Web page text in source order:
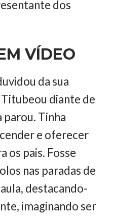
dos
VÍDEO
da sua
diante de
parou. Tinha
e oferecer
os pais. Fosse
nas paradas de
destacando-
imaginando ser